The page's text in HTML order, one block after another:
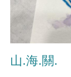
山.海.關.